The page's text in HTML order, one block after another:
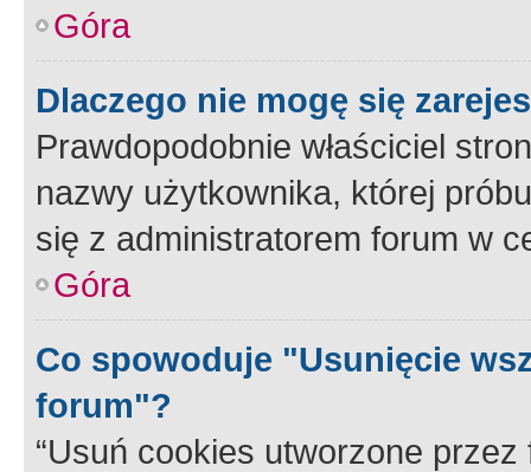
Góra
Dlaczego nie mogę się
Prawdopodobnie właściciel
nazwy użytkownika, której
się z administratorem forum w
Góra
Co spowoduje "Usunięcie
forum"?
“Usuń cookies utworzone